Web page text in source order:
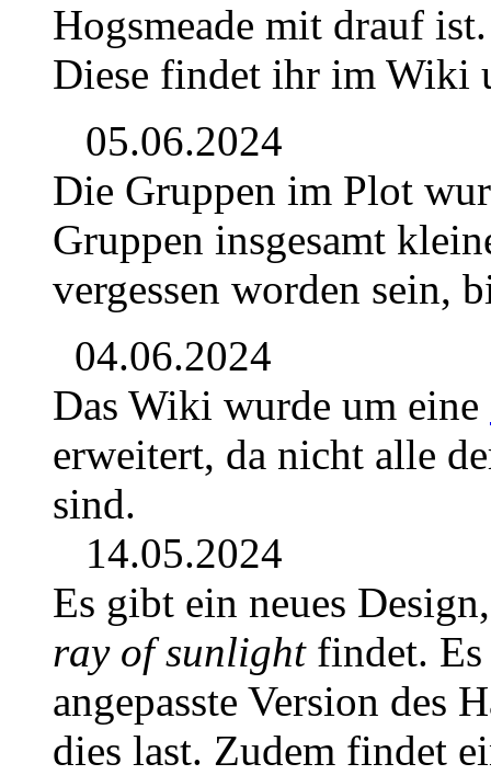
Hogsmeade mit drauf
Diese findet ihr im Wiki
05.06.2024
Die Gruppen im Plot
Gruppen insgesamt
vergessen worden sein,
04.06.2024
Das Wiki wurde um eine
erweitert, da nicht alle
sind.
14.05.2024
Es gibt ein neues
ray of sunlightfindet. Es
angepasste Version des
dies last. Zudem findet